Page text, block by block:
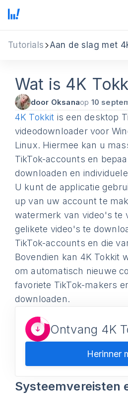
Tutorials Aan de slag met
Wat is 4K
door Oksanaop 10
4K Tokkit is een desktop
videodownloader voor
Linux. Hiermee kan u
TikTok-accounts en
downloaden en
U kunt de applicatie
up van uw account te
watermerk van video's te
gelikete video's te
TikTok-accounts en die
Bovendien kan 4K Tokkit
om automatisch nieuwe
favoriete TikTok-makers
downloaden.
Ontvang 4K
Herinner
Systeemvereisten